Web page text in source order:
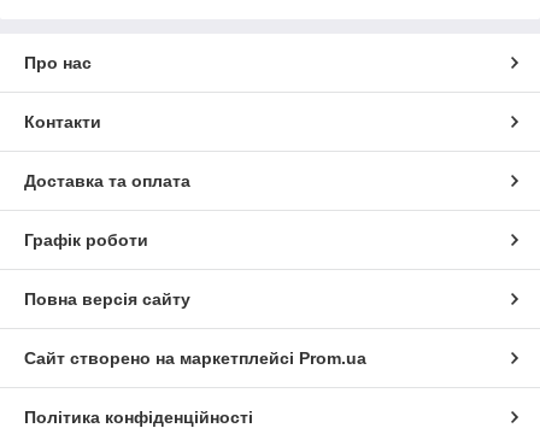
Про нас
Контакти
Доставка та оплата
Графік роботи
Повна версія сайту
Сайт створено на маркетплейсі Prom.ua
Політика конфіденційності